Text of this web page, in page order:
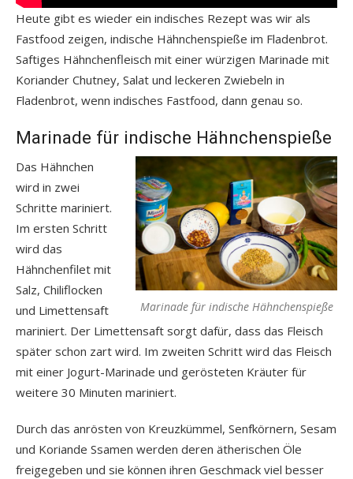
Heute gibt es wieder ein indisches Rezept was wir als
Fastfood zeigen, indische Hähnchenspieße im Fladenbrot.
Saftiges Hähnchenfleisch mit einer würzigen Marinade mit
Koriander Chutney, Salat und leckeren Zwiebeln in
Fladenbrot, wenn indisches Fastfood, dann genau so.
Marinade für indische Hähnchenspieße
Marinade für indische Hähnchenspieße
Das Hähnchen
wird in zwei
Schritte mariniert.
Im ersten Schritt
wird das
Hähnchenfilet mit
Salz, Chiliflocken
und Limettensaft
mariniert. Der Limettensaft sorgt dafür, dass das Fleisch
später schon zart wird. Im zweiten Schritt wird das Fleisch
mit einer Jogurt-Marinade und gerösteten Kräuter für
weitere 30 Minuten mariniert.
Durch das anrösten von Kreuzkümmel, Senfkörnern, Sesam
und Koriande Ssamen werden deren ätherischen Öle
freigegeben und sie können ihren Geschmack viel besser